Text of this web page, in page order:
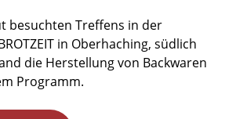
besuchten Treffens in der
BROTZEIT in Oberhaching, südlich
die Herstellung von Backwaren
Programm.